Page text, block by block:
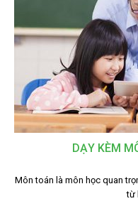
DẠY KÈM
Môn toán là môn học quan
từ